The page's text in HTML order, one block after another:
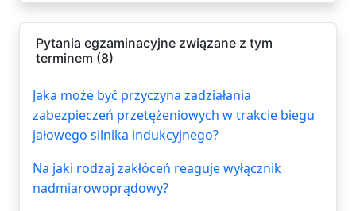
Pytania egzaminacyjne związane z tym
terminem (8)
Jaka może być przyczyna zadziałania
zabezpieczeń przetężeniowych w trakcie biegu
jałowego silnika indukcyjnego?
Na jaki rodzaj zakłóceń reaguje wyłącznik
nadmiarowoprądowy?